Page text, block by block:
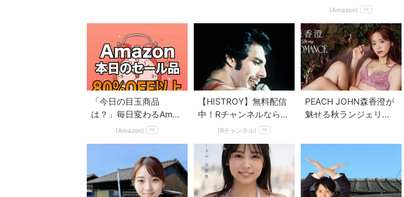
以上が続々登場！Amaz
(Amazon) PR
「今日の目玉商品
は？」毎日変わるAmaz
onタイムセールが見逃
(Amazon) PR
【HISTROY】無料配信
中！Rチャンネルなら登
録不要！(Rチャンネル) PR
PEACH JOHN森香澄が
魅せる秋ランジェリー